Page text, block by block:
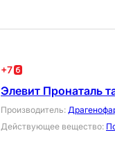
+7
Элевит Пронаталь
Производитель:
Действующее вещество: